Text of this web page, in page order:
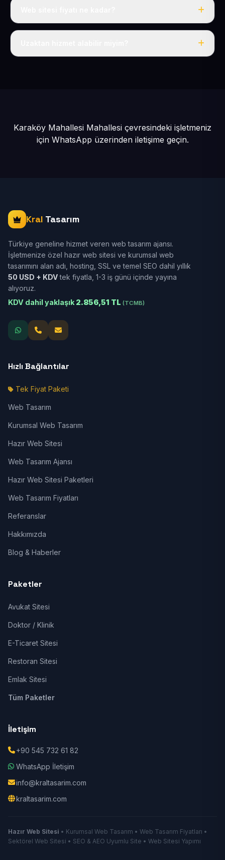
Tek fiyat: yılda 50 USD + KDV, her şey dahil.
Karaköy Mahallesi Mahallesi çevresindeki işletmeniz
için WhatsApp üzerinden iletişime geçin.
Kral Tasarım
Türkiye geneline hizmet veren web tasarım ajansı.
İşletmenize özel hazır web sitesi ve kurumsal web
tasarımını alan adı, hosting, SSL ve temel SEO dahil yıllık
50 USD + KDVtek fiyatla, 1-3 iş günü içinde yayına
alıyoruz.
KDV dahil yaklaşık 2.856,51 TL (TCMB)
Hızlı Bağlantılar
Tek Fiyat Paketi
Web Tasarım
Kurumsal Web Tasarım
Hazır Web Sitesi
Web Tasarım Ajansı
Hazır Web Sitesi Paketleri
Web Tasarım Fiyatları
Referanslar
Hakkımızda
Blog & Haberler
Paketler
Avukat Sitesi
Doktor / Klinik
E-Ticaret Sitesi
Restoran Sitesi
Emlak Sitesi
Tüm Paketler
İletişim
+90 545 732 61 82
WhatsApp İletişim
info@kraltasarim.com
kraltasarim.com
Hazır Web Sitesi • Kurumsal Web Tasarım • Web Tasarım Fiyatları •
Sektörel Web Sitesi • SEO & AEO Uyumlu Site • Web Sitesi Yapımı